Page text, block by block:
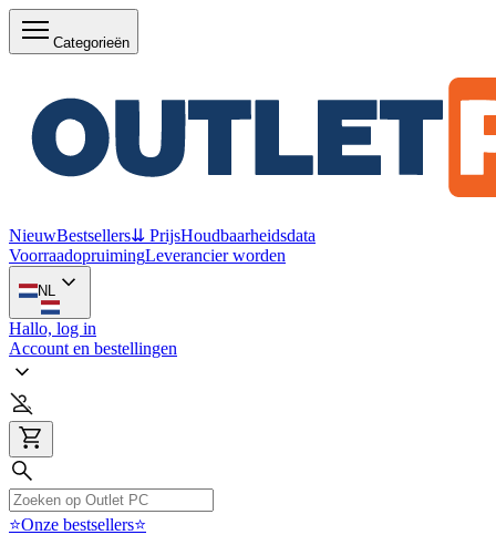
Categorieën
NieuwBestsellers⇊ PrijsHoudbaarheidsdata
VoorraadopruimingLeverancier worden
NL
Hallo, log in
Account en bestellingen
⭐Onze bestsellers⭐